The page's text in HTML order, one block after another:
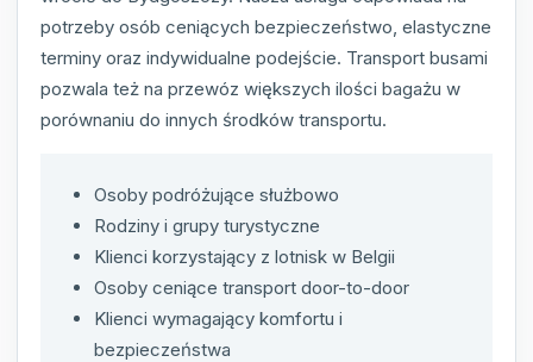
potrzeby osób ceniących bezpieczeństwo, elastyczne
terminy oraz indywidualne podejście. Transport busami
pozwala też na przewóz większych ilości bagażu w
porównaniu do innych środków transportu.
Osoby podróżujące służbowo
Rodziny i grupy turystyczne
Klienci korzystający z lotnisk w Belgii
Osoby ceniące transport door-to-door
Klienci wymagający komfortu i
bezpieczeństwa